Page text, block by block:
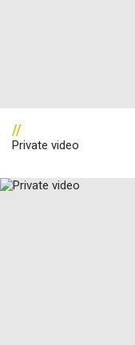
//
Private video